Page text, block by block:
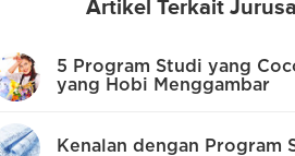
Artikel Terkait
5 Program Studi yang
yang Hobi Menggambar
Kenalan dengan Program